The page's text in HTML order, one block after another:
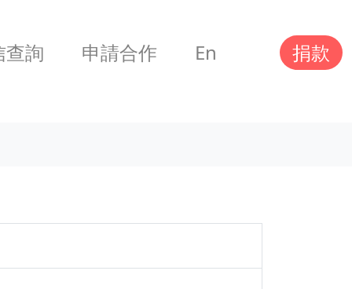
查詢 申請合作 En 捐款